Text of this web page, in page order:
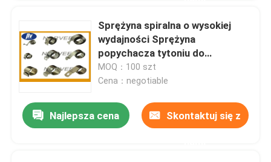
Sprężyna spiralna o wysokiej
wydajności Sprężyna
popychacza tytoniu do
dozownika
MOQ：100 szt
Cena：negotiable
Najlepsza cena Skontaktuj się z